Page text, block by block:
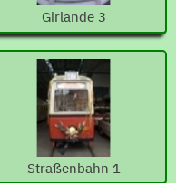
Girlande 3
Straßenbahn 1